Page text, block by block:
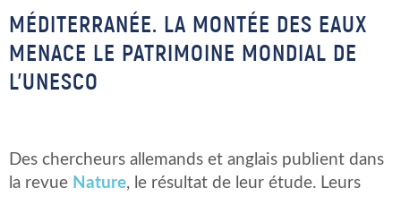
MÉDITERRANÉE. LA MONTÉE DES EAUX
MENACE LE PATRIMOINE MONDIAL DE
L’UNESCO
Des chercheurs allemands et anglais publient dans
la revue Nature, le résultat de leur étude. Leurs